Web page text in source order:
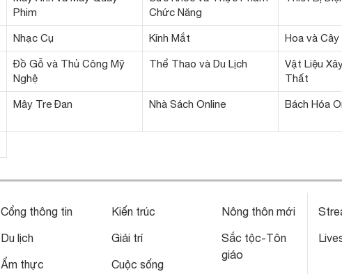
Phim
Chức Năng
Nhạc Cụ Kính Mắt Hoa và Cây
Đồ Gỗ và Thủ Công Mỹ
Nghệ
Thể Thao và Du Lịch
Vật Liệu
Thất
Mây Tre Đan Nhà Sách Online Bách Hóa
Cổng thông tin
Du lịch
Ẩm thực
Kiến trúc
Giải trí
Cuộc sống
Nông thôn mới
Sắc tộc-Tôn
giáo